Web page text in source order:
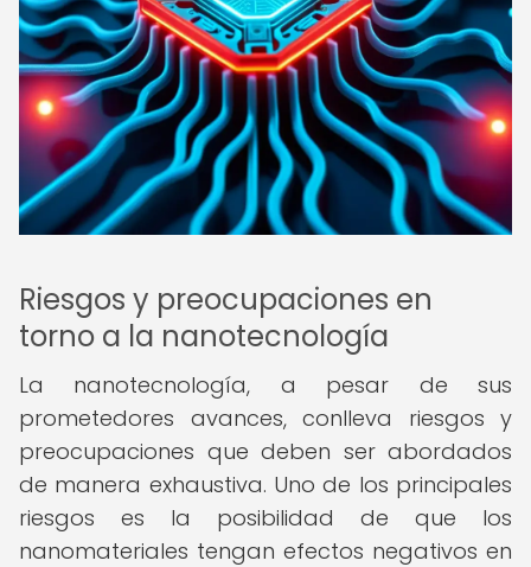
Riesgos y preocupaciones en
torno a la nanotecnología
La nanotecnología, a pesar de sus
prometedores avances, conlleva riesgos y
preocupaciones que deben ser abordados
de manera exhaustiva. Uno de los principales
riesgos es la posibilidad de que los
nanomateriales tengan efectos negativos en